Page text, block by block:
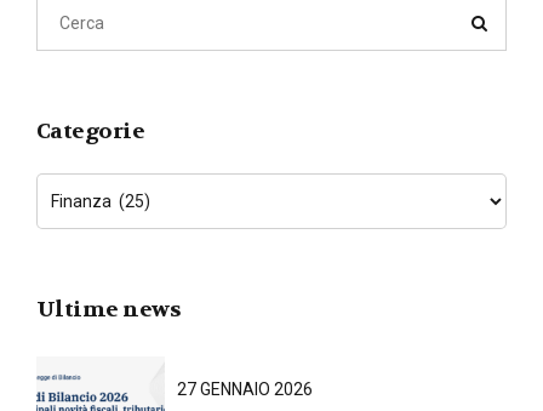
Categorie
Ultime news
27 GENNAIO 2026